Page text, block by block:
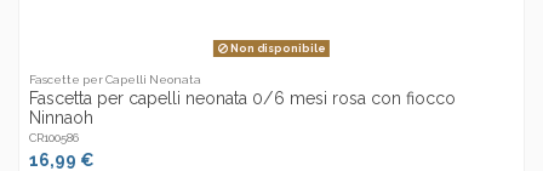
Non disponibile
Fascette per Capelli Neonata
Fascetta per capelli neonata 0/6 mesi rosa con fiocco
Ninnaoh
CR100586
16,99 €